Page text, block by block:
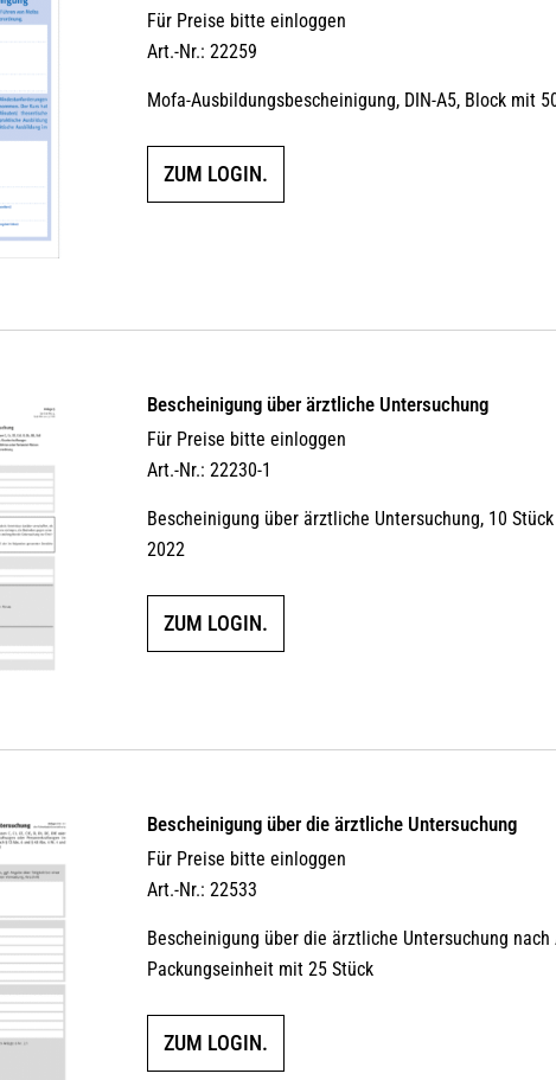
Für Preise bitte einloggen
Art.-Nr.: 22259
Mofa-Ausbildungsbescheinigung, DIN-A5, Block mit
ZUM LOGIN.
Bescheinigung über ärztliche Untersuchung
Für Preise bitte einloggen
Art.-Nr.: 22230-1
Bescheinigung über ärztliche Untersuchung, 10
2022
ZUM LOGIN.
Bescheinigung über die ärztliche Untersuchung
Für Preise bitte einloggen
Art.-Nr.: 22533
Bescheinigung über die ärztliche Untersuchung nach
Packungseinheit mit 25 Stück
ZUM LOGIN.